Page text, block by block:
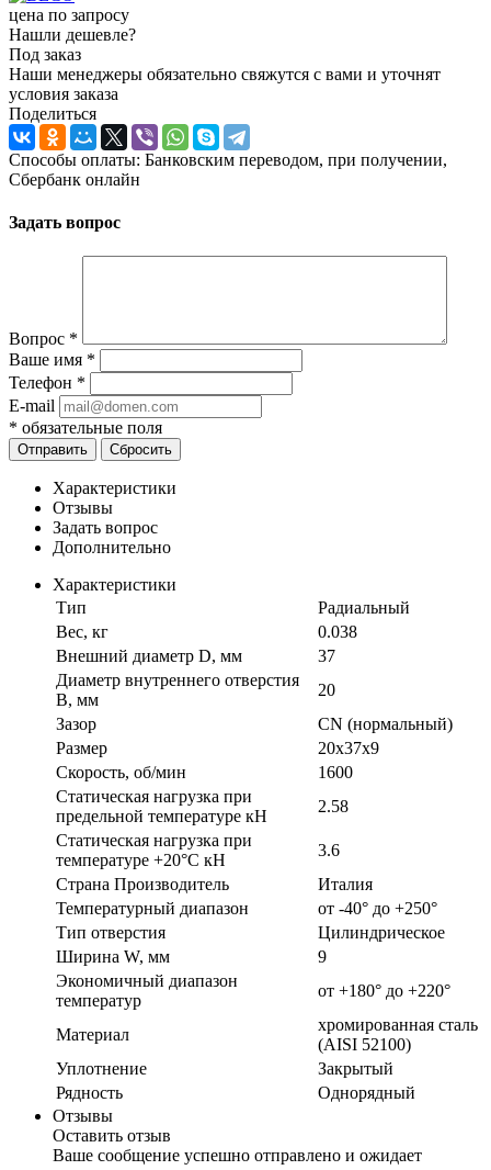
цена по запросу
Нашли дешевле?
Под заказ
Наши менеджеры обязательно свяжутся с вами и уточнят
условия заказа
Поделиться
Способы оплаты: Банковским переводом, при получении,
Сбербанк онлайн
Задать вопрос
Вопрос *
Ваше имя *
Телефон *
E-mail
* обязательные поля
Отправить Сбросить
Характеристики
Отзывы
Задать вопрос
Дополнительно
Характеристики
Тип
Радиальный
Вес, кг
0.038
Внешний диаметр D, мм
37
Диаметр внутреннего отверстия
B, мм
20
Зазор
CN (нормальный)
Размер
20x37x9
Скорость, об/мин
1600
Статическая нагрузка при
предельной температуре кН
2.58
Статическая нагрузка при
температуре +20°С кН
3.6
Страна Производитель
Италия
Температурный диапазон
от -40° до +250°
Тип отверстия
Цилиндрическое
Ширина W, мм
9
Экономичный диапазон
температур
от +180° до +220°
Материал
хромированная сталь
(AISI 52100)
Уплотнение
Закрытый
Рядность
Однорядный
Отзывы
Оставить отзыв
Ваше сообщение успешно отправлено и ожидает